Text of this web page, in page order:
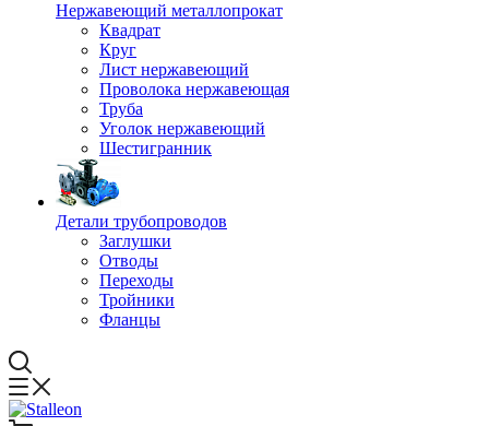
Нержавеющий металлопрокат
Квадрат
Круг
Лист нержавеющий
Проволока нержавеющая
Труба
Уголок нержавеющий
Шестигранник
Детали трубопроводов
Заглушки
Отводы
Переходы
Тройники
Фланцы